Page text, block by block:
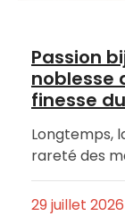
Passion
noblesse
finesse
Longtemps,
rareté des
29 juillet 2026